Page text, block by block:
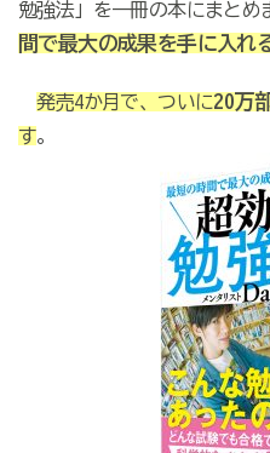
勉強法」を一冊の本にまとめ
間で最大の成果を手に入
発売4か月で、ついに20万
す。